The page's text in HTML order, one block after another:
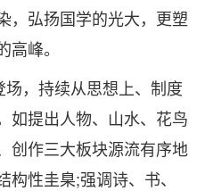
，弘扬国学的光大，更塑
峰。
，持续从思想上、制度
如提出人物、山水、花鸟
创作三大板块源流有序地
性圭臬;强调诗、书、